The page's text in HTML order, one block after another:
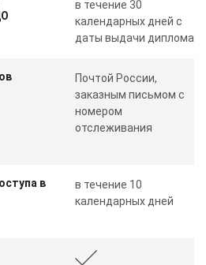
в течение 30
календарных дней с
даты выдачи диплома
Почтой России,
заказным письмом с
номером
отслеживания
в
в течение 10
календарных дней